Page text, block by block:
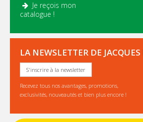
Je reçois mon
catalogue !
LA NEWSLETTER DE
S'inscrire à la newsletter
Recevez tous nos avantages, promotions,
exclusivités, nouveautés et bien plus encore !